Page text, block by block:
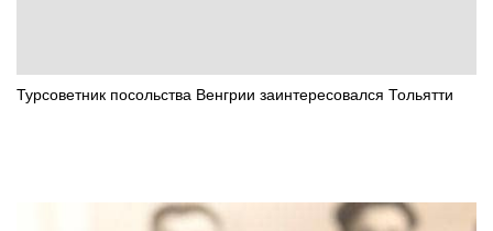
Турсоветник посольства Венгрии заинтересовался Тольятти